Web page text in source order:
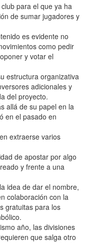
para el que ya ha
de sumar jugadores y
es evidente no
como pedir
y votar el
estructura organizativa
adicionales y
del proyecto.
allá de su papel en la
en el pasado en
extraerse varios
de apostar por algo
y frente a una
idea de dar el nombre,
colaboración con la
gratuitas para los
año, las divisiones
que salga otro